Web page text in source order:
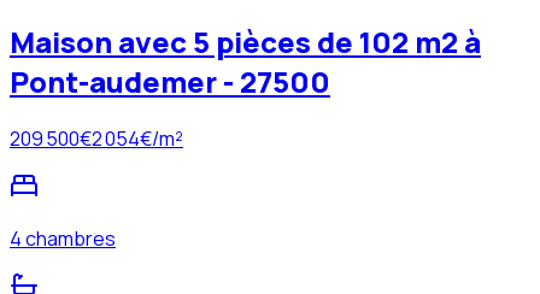
Maison avec 5 pièces de 102 m2 à
Pont-audemer - 27500
209 500€2 054€/m²
4 chambres